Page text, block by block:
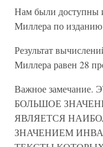
Нам были доступны
Миллера по
Результат
Миллера равен 28
Важное
БОЛЬШОЕ
ЯВЛЯЕТСЯ
ЗНАЧЕНИЕМ